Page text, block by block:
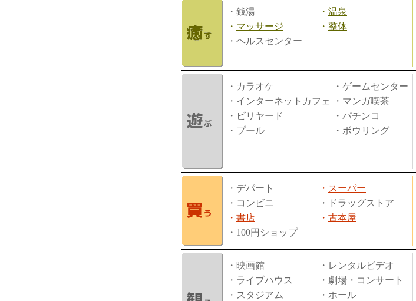
・銭湯 ・ 温泉
・ マッサージ ・ 整体
・ヘルスセンター
・カラオケ
・ゲームセンター
・インターネットカフェ
・マンガ喫茶
・ビリヤード
・パチンコ
・プール
・ボウリング
・デパート ・ スーパー
・コンビニ
・ドラッグストア
・ 書店 ・ 古本屋
・100円ショップ
・映画館
・レンタルビデオ
・ライブハウス
・劇場・コンサート
・スタジアム
・ホール